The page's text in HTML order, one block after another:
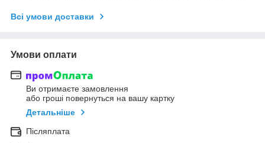
Всі умови доставки
Умови оплати
Ви отримаєте замовлення
або гроші повернуться на вашу картку
Детальніше
Післяплата